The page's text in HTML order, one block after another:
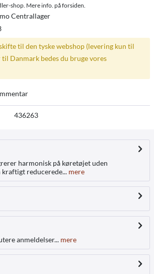
shop. Mere info. på forsiden.
Centrallager
til den tyske webshop (levering kun til
Danmark bedes du bruge vores
436263
harmonisk på køretøjet uden
reducerede... mere
anmeldelser... mere